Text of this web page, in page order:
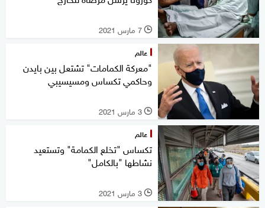
l 7 مارس 2021
عالم
"معركة الكمامات" تشتعل بين بايدن
وحاكمي تكساس ومسيسيبي
l 3 مارس 2021
عالم
تكساس "تخلع الكمامة" وتستعيد
نشاطها "بالكامل"
l 3 مارس 2021